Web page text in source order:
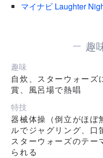
マイナビ Laughter
趣
趣味
自炊、スターウォーズ
賞、風呂場で熱唱
特技
器械体操（倒立がほぼ
ルでジャグリング、口
スターウォーズのテー
られる